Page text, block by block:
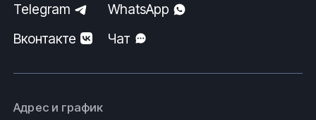
Telegram
WhatsApp
Вконтакте
Чат
Адрес и график